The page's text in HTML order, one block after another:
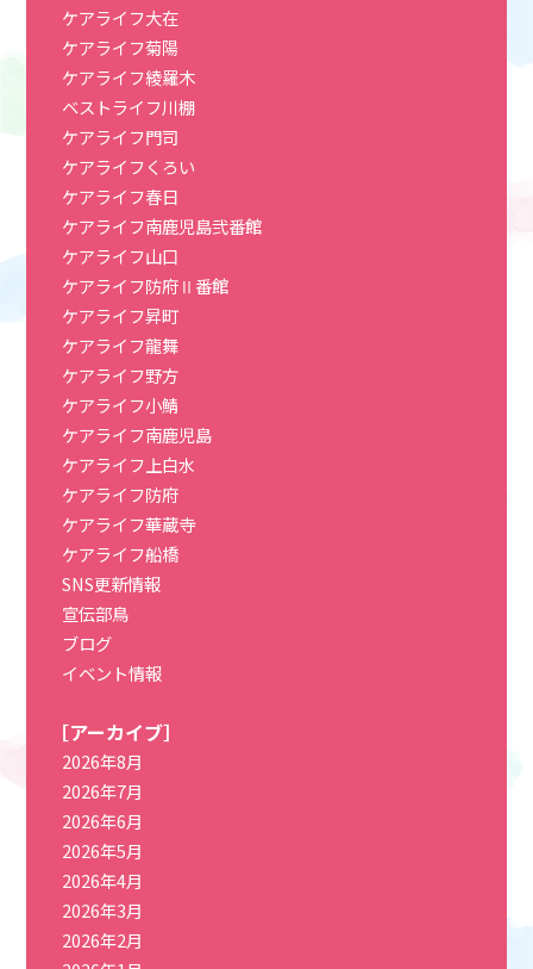
ケアライフ大在
ケアライフ菊陽
ケアライフ綾羅木
ベストライフ川棚
ケアライフ門司
ケアライフくろい
ケアライフ春日
ケアライフ南鹿児島弐番館
ケアライフ山口
ケアライフ防府Ⅱ番館
ケアライフ昇町
ケアライフ龍舞
ケアライフ野方
ケアライフ小鯖
ケアライフ南鹿児島
ケアライフ上白水
ケアライフ防府
ケアライフ華蔵寺
ケアライフ船橋
SNS更新情報
宣伝部鳥
ブログ
イベント情報
［アーカイブ］
2026年8月
2026年7月
2026年6月
2026年5月
2026年4月
2026年3月
2026年2月